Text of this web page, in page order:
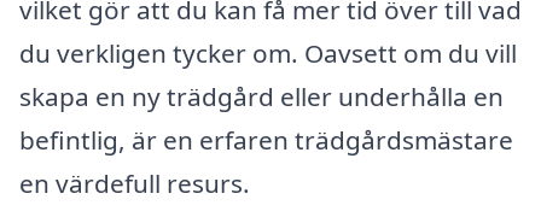
vilket gör att du kan få mer tid över till vad
du verkligen tycker om. Oavsett om du vill
skapa en ny trädgård eller underhålla en
befintlig, är en erfaren trädgårdsmästare
en värdefull resurs.